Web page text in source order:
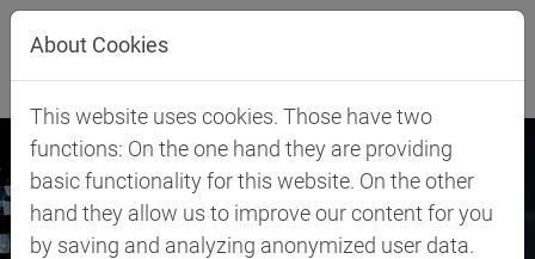
Direkt zur Hauptnavigation springen
Direkt zum Inhalt springen
About Cookies
This website uses cookies. Those have two
functions: On the one hand they are providing
basic functionality for this website. On the other
hand they allow us to improve our content for you
by saving and analyzing anonymized user data.